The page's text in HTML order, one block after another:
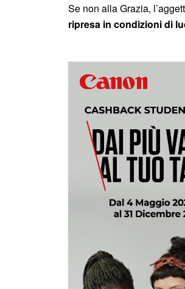
Se non alla Grazia,
ripresa in condizioni di